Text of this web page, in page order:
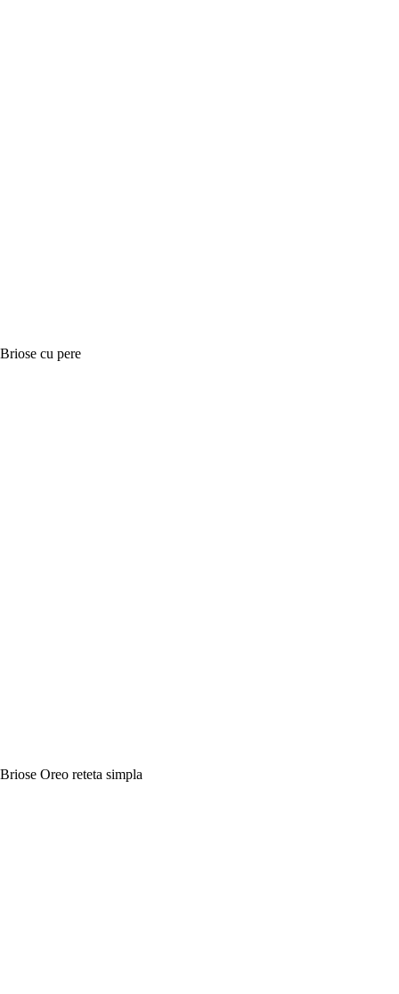
Briose cu pere
Briose Oreo reteta simpla